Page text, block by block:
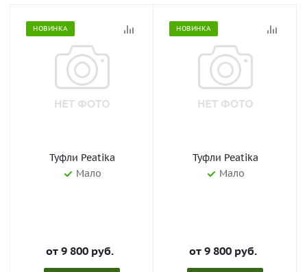
НОВИНКА
Туфли Peatika
Мало
от 9 800 руб.
НОВИНКА
Туфли Peatika
Мало
от 9 800 руб.